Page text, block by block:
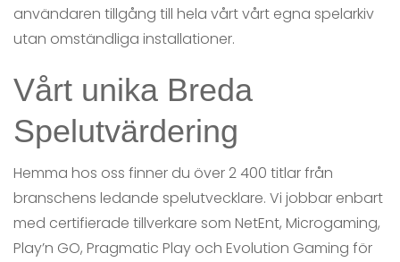
användaren tillgång till hela vårt vårt egna spelarkiv
utan omständliga installationer.
Vårt unika Breda
Spelutvärdering
Hemma hos oss finner du över 2 400 titlar från
branschens ledande spelutvecklare. Vi jobbar enbart
med certifierade tillverkare som NetEnt, Microgaming,
Play’n GO, Pragmatic Play och Evolution Gaming för